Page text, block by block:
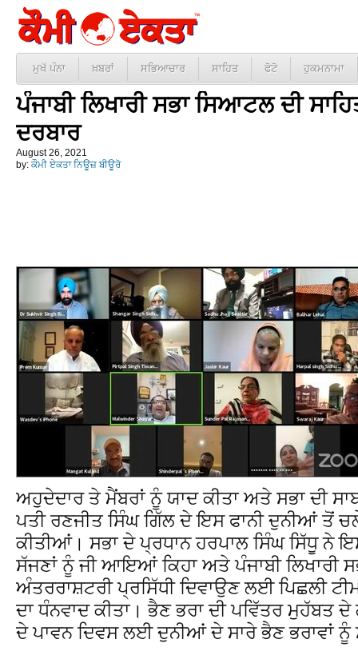
ਮੁਖੱ ਪੰਨਾ ਖ਼ਬਰਾਂ ਸਭਿਆਚਾਰ ਸਾਹਿਤ ਫੋਟੋ ਹੁਕਮਨਾਮਾ
ਪੰਜਾਬੀ ਲਿਖਾਰੀ ਸਭਾ ਸਿਆਟਲ ਦੀ
ਦਰਬਾਰ
August 26, 2021
by: ਕੌਮੀ ਏਕਤਾ ਨਿਊਜ਼ ਬੀਊਰੋ
ਅਹੁਦੇਦਾਰ ਤੇ ਮੈਂਬਰਾਂ ਨੂੰ ਯਾਦ ਕੀਤਾ ਅਤੇ ਸਭਾ ਦੀ
ਪਤੀ ਰਣਜੀਤ ਸਿੰਘ ਗਿੱਲ ਦੇ ਇਸ ਫਾਨੀ ਦੁਨੀਆਂ ਤੋਂ
ਕੀਤੀਆਂ। ਸਭਾ ਦੇ ਪ੍ਰਧਾਨ ਹਰਪਾਲ ਸਿੰਘ ਸਿੱਧੂ ਨੇ
ਸੱਜਣਾਂ ਨੂੰ ਜੀ ਆਇਆਂ ਕਿਹਾ ਅਤੇ ਪੰਜਾਬੀ ਲਿਖਾਰੀ
ਅੰਤਰਰਾਸ਼ਟਰੀ ਪ੍ਰਸਿੱਧੀ ਦਿਵਾਉਣ ਲਈ ਪਿਛਲੀ
ਦਾ ਧੰਨਵਾਦ ਕੀਤਾ। ਭੈਣ ਭਰਾ ਦੀ ਪਵਿੱਤਰ ਮੁਹੱਬਤ
ਦੇ ਪਾਵਨ ਦਿਵਸ ਲਈ ਦੁਨੀਆਂ ਦੇ ਸਾਰੇ ਭੈਣ ਭਰਾਵਾਂ ਨੂੰ